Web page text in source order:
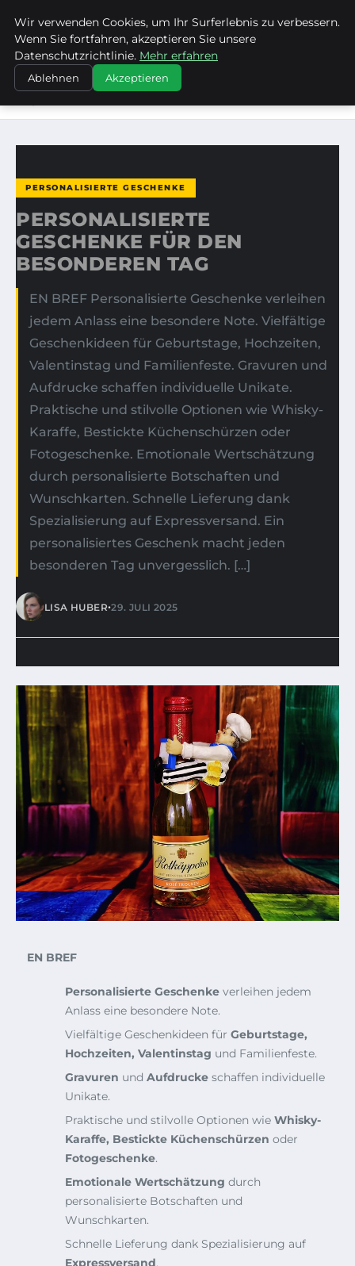
FRAUSUVI.DE
STARTSEITE
PERSONALISIERTE GESCHENKE
PERSONALISIERTE GESCHENKE FÜR DEN BESONDEREN
PERSONALISIERTE GESCHENKE
PERSONALISIERTE
GESCHENKE FÜR DEN
BESONDEREN TAG
EN BREF Personalisierte Geschenke verleihen
jedem Anlass eine besondere Note. Vielfältige
Geschenkideen für Geburtstage, Hochzeiten,
Valentinstag und Familienfeste. Gravuren und
Aufdrucke schaffen individuelle Unikate.
Praktische und stilvolle Optionen wie Whisky-
Karaffe, Bestickte Küchenschürzen oder
Fotogeschenke. Emotionale Wertschätzung
durch personalisierte Botschaften und
Wunschkarten. Schnelle Lieferung dank
Spezialisierung auf Expressversand. Ein
personalisiertes Geschenk macht jeden
besonderen Tag unvergesslich. […]
LISA HUBER•29. JULI 2025
EN BREF
Personalisierte Geschenke verleihen jedem
Anlass eine besondere Note.
Vielfältige Geschenkideen für Geburtstage,
Hochzeiten, Valentinstag und Familienfeste.
Gravuren und Aufdrucke schaffen individuelle
Unikate.
Praktische und stilvolle Optionen wie Whisky-
Karaffe, Bestickte Küchenschürzen oder
Fotogeschenke.
Emotionale Wertschätzung durch
personalisierte Botschaften und
Wunschkarten.
Schnelle Lieferung dank Spezialisierung auf
Expressversand.
Wir verwenden Cookies, um Ihr Surferlebnis zu verbessern.
Wenn Sie fortfahren, akzeptieren Sie unsere
Datenschutzrichtlinie. Mehr erfahren
Ablehnen Akzeptieren